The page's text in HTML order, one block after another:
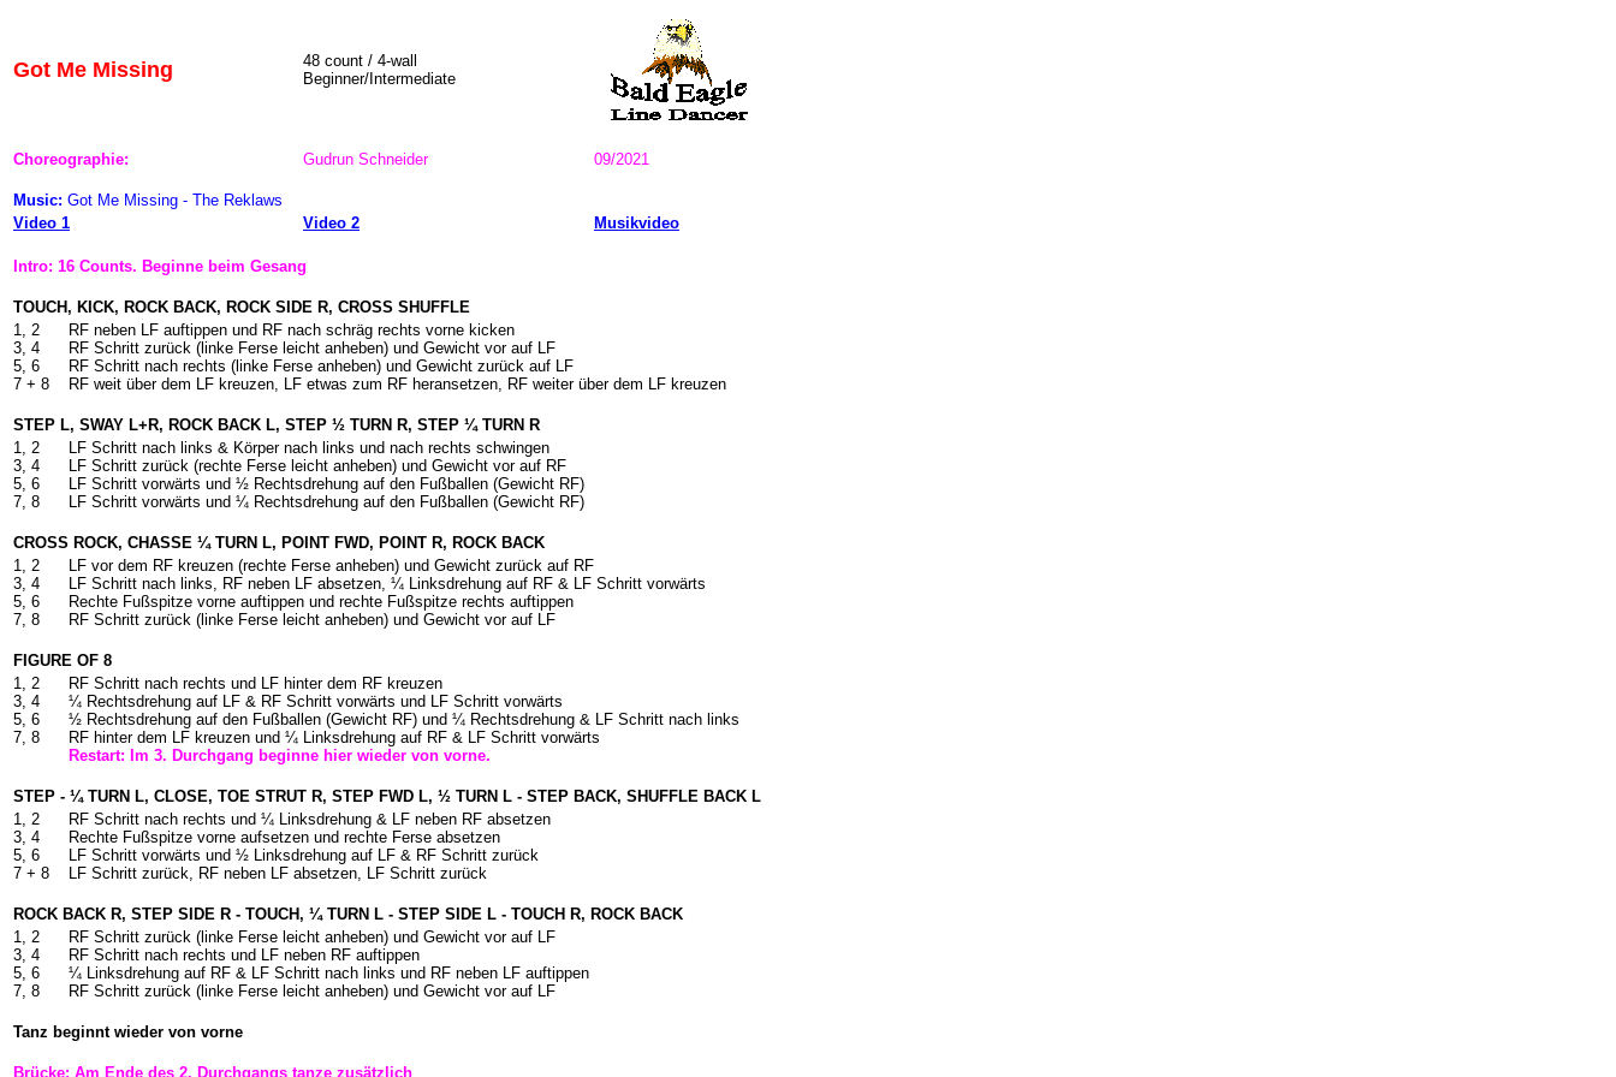
Got Me Missing
48 count / 4-wall
Beginner/Intermediate
Choreographie: Gudrun Schneider 09/2021
Music: Got Me Missing - The Reklaws
Video 1
Video 2 Musikvideo
Intro: 16 Counts. Beginne beim Gesang
TOUCH, KICK, ROCK BACK, ROCK SIDE R, CROSS SHUFFLE
1, 2
3, 4
5, 6
7 + 8
RF neben LF auftippen und RF nach schräg rechts vorne kicken
RF Schritt zurück (linke Ferse leicht anheben) und Gewicht vor auf LF
RF Schritt nach rechts (linke Ferse anheben) und Gewicht zurück auf LF
RF weit über dem LF kreuzen, LF etwas zum RF heransetzen, RF weiter über dem LF kreuzen
STEP L, SWAY L+R, ROCK BACK L, STEP ½ TURN R, STEP ¼ TURN R
1, 2
3, 4
5, 6
7, 8
LF Schritt nach links & Körper nach links und nach rechts schwingen
LF Schritt zurück (rechte Ferse leicht anheben) und Gewicht vor auf RF
LF Schritt vorwärts und ½ Rechtsdrehung auf den Fußballen (Gewicht RF)
LF Schritt vorwärts und ¼ Rechtsdrehung auf den Fußballen (Gewicht RF)
CROSS ROCK, CHASSE ¼ TURN L, POINT FWD, POINT R, ROCK BACK
1, 2
3, 4
5, 6
7, 8
LF vor dem RF kreuzen (rechte Ferse anheben) und Gewicht zurück auf RF
LF Schritt nach links, RF neben LF absetzen, ¼ Linksdrehung auf RF & LF Schritt vorwärts
Rechte Fußspitze vorne auftippen und rechte Fußspitze rechts auftippen
RF Schritt zurück (linke Ferse leicht anheben) und Gewicht vor auf LF
FIGURE OF 8
1, 2
3, 4
5, 6
7, 8
RF Schritt nach rechts und LF hinter dem RF kreuzen
¼ Rechtsdrehung auf LF & RF Schritt vorwärts und LF Schritt vorwärts
½ Rechtsdrehung auf den Fußballen (Gewicht RF) und ¼ Rechtsdrehung & LF Schritt nach links
RF hinter dem LF kreuzen und ¼ Linksdrehung auf RF & LF Schritt vorwärts
Restart: Im 3. Durchgang beginne hier wieder von vorne.
STEP - ¼ TURN L, CLOSE, TOE STRUT R, STEP FWD L, ½ TURN L - STEP BACK, SHUFFLE BACK L
1, 2
3, 4
5, 6
7 + 8
RF Schritt nach rechts und ¼ Linksdrehung & LF neben RF absetzen
Rechte Fußspitze vorne aufsetzen und rechte Ferse absetzen
LF Schritt vorwärts und ½ Linksdrehung auf LF & RF Schritt zurück
LF Schritt zurück, RF neben LF absetzen, LF Schritt zurück
ROCK BACK R, STEP SIDE R - TOUCH, ¼ TURN L - STEP SIDE L - TOUCH R, ROCK BACK
1, 2
3, 4
5, 6
7, 8
RF Schritt zurück (linke Ferse leicht anheben) und Gewicht vor auf LF
RF Schritt nach rechts und LF neben RF auftippen
¼ Linksdrehung auf RF & LF Schritt nach links und RF neben LF auftippen
RF Schritt zurück (linke Ferse leicht anheben) und Gewicht vor auf LF
Tanz beginnt wieder von vorne
Brücke: Am Ende des 2. Durchgangs tanze zusätzlich